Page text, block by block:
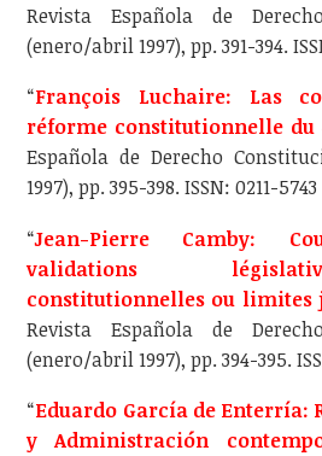
Revista Española de
(enero/abril 1997), pp. 391-394.
“François Luchaire: Las
réforme constitutionnelle du
Española de Derecho
1997), pp. 395-398. ISSN: 0211-5743
“Jean-Pierre Camby:
validations
constitutionnelles ou limites
Revista Española de
(enero/abril 1997), pp. 394-395.
“Eduardo García de Enterría:
y Administración